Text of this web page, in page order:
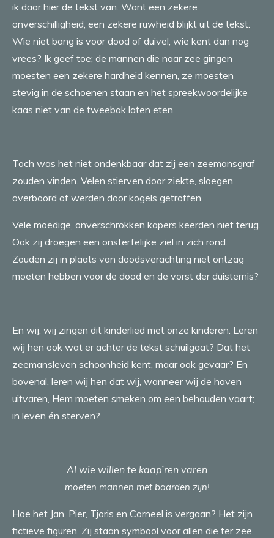
ik daar hier de tekst van. Want een zekere
onverschilligheid, een zekere ruwheid blijkt uit de tekst.
Wie niet bang is voor dood of duivel; wie kent dan nog
vrees? Ik geef toe; de mannen die naar zee gingen
moesten een zekere hardheid kennen, ze moesten
stevig in de schoenen staan en het spreekwoordelijke
kaas niet van de tweebak laten eten.
Toch was het niet ondenkbaar dat zij een zeemansgraf
zouden vinden. Velen stierven door ziekte, sloegen
overboord of werden door kogels getroffen.
Vele moedige, onverschrokken kapers keerden niet terug.
Ook zij droegen een onsterfelijke ziel in zich rond.
Zouden zij in plaats van doodsverachting niet ontzag
moeten hebben voor de dood en de vorst der duisternis?
En wij, wij zingen dit kinderlied met onze kinderen. Leren
wij hen ook wat er achter de tekst schuilgaat? Dat het
zeemansleven schoonheid kent, maar ook gevaar? En
bovenal, leren wij hen dat wij, wanneer wij de haven
uitvaren, Hem moeten smeken om een behouden vaart;
in leven én sterven?
Al wie willen te kaap’ren varen
moeten mannen met baarden zijn!
Hoe het Jan, Pier, Tjoris en Corneel is vergaan? Het zijn
fictieve figuren. Zij staan symbool voor allen die ter zee